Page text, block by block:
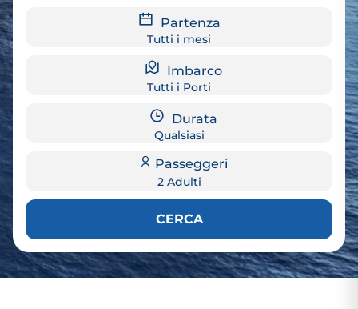
Partenza
Tutti i mesi
Imbarco
Tutti i Porti
Durata
Qualsiasi
Passeggeri
2 Adulti
CERCA